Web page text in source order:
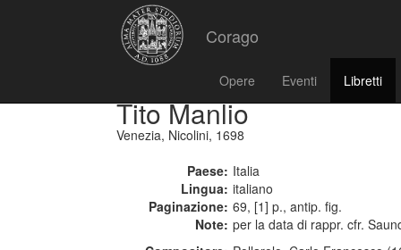
Corago
Opere Eventi Libretti
Tito Manlio
Venezia, Nicolini, 1698
Paese: Italia
Lingua: italiano
Paginazione: 69, [1] p., antip. fig.
Note: per la data di rappr. cfr.